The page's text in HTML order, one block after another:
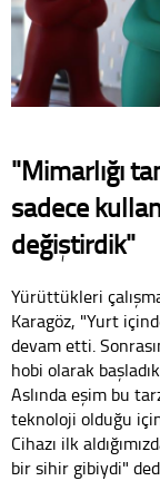
"Mimarlığı
sadece
değiştirdik"
Yürüttükleri
Karagöz, "Yurt
devam etti.
hobi olarak
Aslında eşim bu
teknoloji olduğu
Cihazı ilk
bir sihir gibiydi"